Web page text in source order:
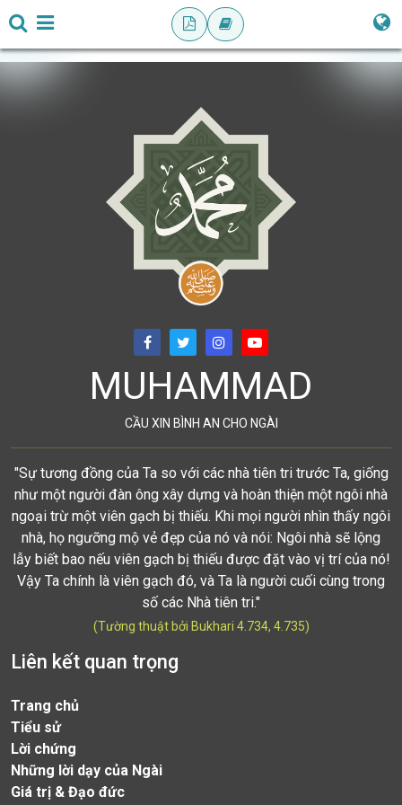
MUHAMMAD
CẦU XIN BÌNH AN CHO NGÀI
"Sự tương đồng của Ta so với các nhà tiên tri trước Ta, giống
như một người đàn ông xây dựng và hoàn thiện một ngôi nhà
ngoại trừ một viên gạch bị thiếu. Khi mọi người nhìn thấy ngôi
nhà, họ ngưỡng mộ vẻ đẹp của nó và nói: Ngôi nhà sẽ lộng
lẫy biết bao nếu viên gạch bị thiếu được đặt vào vị trí của nó!
Vậy Ta chính là viên gạch đó, và Ta là người cuối cùng trong
số các Nhà tiên tri."
(Tường thuật bởi Bukhari 4.734, 4.735)
Liên kết quan trọng
Trang chủ
Tiểu sử
Lời chứng
Những lời dạy của Ngài
Giá trị & Đạo đức